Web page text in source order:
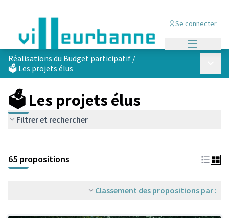
Se connecter
Réalisations du Budget participatif /
🗳️ Les projets élus
🗳️ Les projets élus
Filtrer et rechercher
+
−
65 propositions
Classement des propositions par :